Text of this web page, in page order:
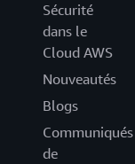
Sécurité
dans le
Cloud AWS
Nouveautés
Blogs
Communiqués
de